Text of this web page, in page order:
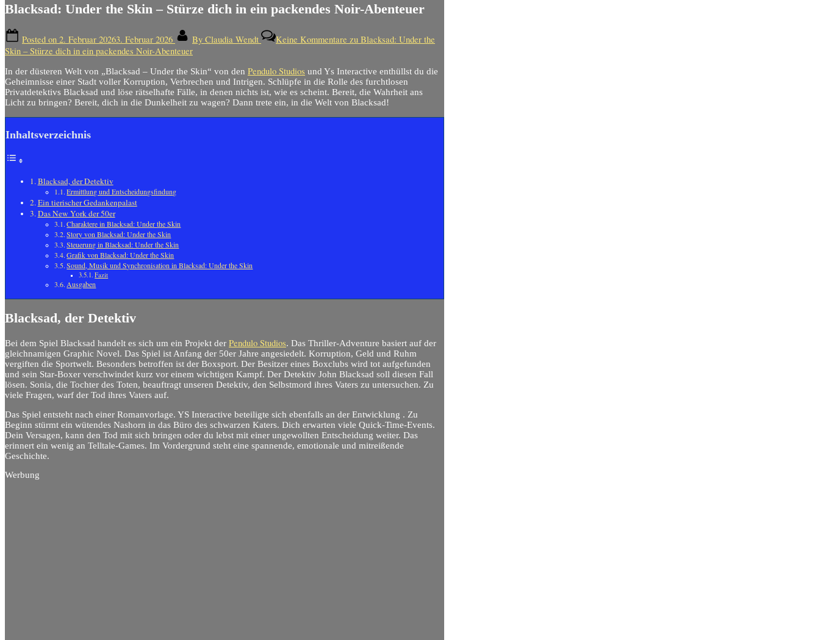
Blacksad: Under the Skin – Stürze dich in ein packendes Noir-Abenteuer
Posted on 2. Februar 20263. Februar 2026 By Claudia Wendt Keine Kommentare zu Blacksad: Under the
Skin – Stürze dich in ein packendes Noir-Abenteuer
In der düsteren Welt von „Blacksad – Under the Skin“ von den Pendulo Studios und Ys Interactive enthüllst du die
Geheimnisse einer Stadt voller Korruption, Verbrechen und Intrigen. Schlüpfe in die Rolle des furchtlosen
Privatdetektivs Blacksad und löse rätselhafte Fälle, in denen nichts ist, wie es scheint. Bereit, die Wahrheit ans
Licht zu bringen? Bereit, dich in die Dunkelheit zu wagen? Dann trete ein, in die Welt von Blacksad!
Inhaltsverzeichnis
Blacksad, der Detektiv
Ermittlung und Entscheidungsfindung
Ein tierischer Gedankenpalast
Das New York der 50er
Charaktere in Blacksad: Under the Skin
Story von Blacksad: Under the Skin
Steuerung in Blacksad: Under the Skin
Grafik von Blacksad: Under the Skin
Sound, Musik und Synchronisation in Blacksad: Under the Skin
Fazit
Ausgaben
Blacksad, der Detektiv
Bei dem Spiel Blacksad handelt es sich um ein Projekt der Pendulo Studios. Das Thriller-Adventure basiert auf der
gleichnamigen Graphic Novel. Das Spiel ist Anfang der 50er Jahre angesiedelt. Korruption, Geld und Ruhm
vergiften die Sportwelt. Besonders betroffen ist der Boxsport. Der Besitzer eines Boxclubs wird tot aufgefunden
und sein Star-Boxer verschwindet kurz vor einem wichtigen Kampf. Der Detektiv John Blacksad soll diesen Fall
lösen. Sonia, die Tochter des Toten, beauftragt unseren Detektiv, den Selbstmord ihres Vaters zu untersuchen. Zu
viele Fragen, warf der Tod ihres Vaters auf.
Das Spiel entsteht nach einer Romanvorlage. YS Interactive beteiligte sich ebenfalls an der Entwicklung . Zu
Beginn stürmt ein wütendes Nashorn in das Büro des schwarzen Katers. Dich erwarten viele Quick-Time-Events.
Dein Versagen, kann den Tod mit sich bringen oder du lebst mit einer ungewollten Entscheidung weiter. Das
erinnert ein wenig an Telltale-Games. Im Vordergrund steht eine spannende, emotionale und mitreißende
Geschichte.
Werbung